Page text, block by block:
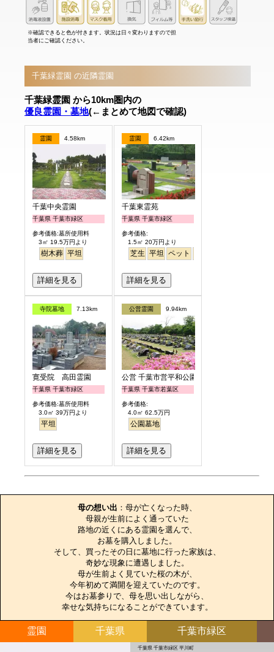
※確認できると色が付きます。状況は日々変わりますので担
当者にご確認ください。
千葉緑霊園 の近隣霊園
千葉緑霊園 から10km圏内の
優良霊園・墓地(←まとめて地図で確認)
霊園 4.58km
千葉中央霊園
千葉県 千葉市緑区
参考価格:墓所使用料
3㎡ 19.5万円より
樹木葬 平坦
詳細を見る
霊園 6.42km
千葉東霊苑
千葉県 千葉市緑区
参考価格:
1.5㎡ 20万円より
芝生 平坦 ペット
詳細を見る
寺院墓地 7.13km
寛受院 高田霊園
千葉県 千葉市緑区
参考価格:墓所使用料
3.0㎡ 39万円より
平坦
詳細を見る
公営霊園 9.94km
公営 千葉市営平和公園
千葉県 千葉市若葉区
参考価格:
4.0㎡ 62.5万円
公園墓地
詳細を見る
母の想い出 ：母が亡くなった時、
母親が生前によく通っていた
路地の近くにある霊園を選んで、
お墓を購入しました。
そして、買ったその日に墓地に行った家族は、
奇妙な現象に遭遇しました。
母が生前よく見ていた桜の木が、
今年初めて満開を迎えていたのです。
今はお墓参りで、母を思い出しながら、
幸せな気持ちになることができています。
霊園 千葉県 千葉市緑区
千葉県 千葉市緑区 平川町